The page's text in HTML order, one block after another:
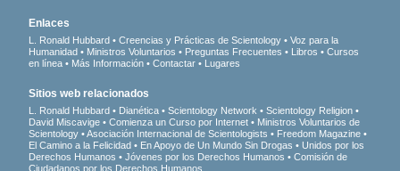
Enlaces
L. Ronald Hubbard Creencias y Prácticas de Scientology
Voz para la
Humanidad
Ministros Voluntarios Preguntas Frecuentes Libros
Cursos
en línea
Más Información Contactar Lugares
Sitios web relacionados
L. Ronald Hubbard Dianética Scientology Network
Scientology Religion
David Miscavige
Comienza un Curso por Internet
Ministros Voluntarios de
Scientology
Asociación Internacional de Scientologists
Freedom Magazine
El Camino a la Felicidad
En Apoyo de Un Mundo Sin Drogas
Unidos por los
Derechos Humanos
Jóvenes por los Derechos Humanos
Comisión de
Ciudadanos por los Derechos Humanos